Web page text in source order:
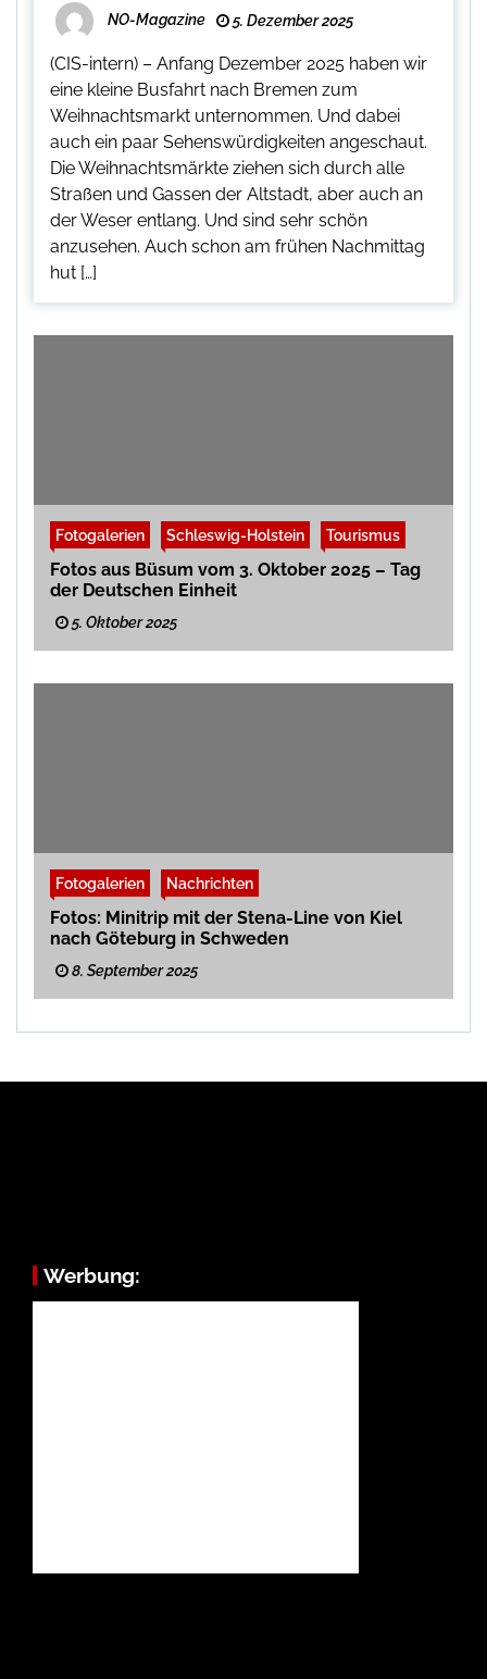
NO-Magazine 5. Dezember 2025
(CIS-intern) – Anfang Dezember 2025 haben wir
eine kleine Busfahrt nach Bremen zum
Weihnachtsmarkt unternommen. Und dabei
auch ein paar Sehenswürdigkeiten angeschaut.
Die Weihnachtsmärkte ziehen sich durch alle
Straßen und Gassen der Altstadt, aber auch an
der Weser entlang. Und sind sehr schön
anzusehen. Auch schon am frühen Nachmittag
hut […]
Fotogalerien Schleswig-Holstein Tourismus
Fotos aus Büsum vom 3. Oktober 2025 – Tag
der Deutschen Einheit
5. Oktober 2025
Fotogalerien Nachrichten
Fotos: Minitrip mit der Stena-Line von Kiel
nach Göteburg in Schweden
8. September 2025
Werbung: